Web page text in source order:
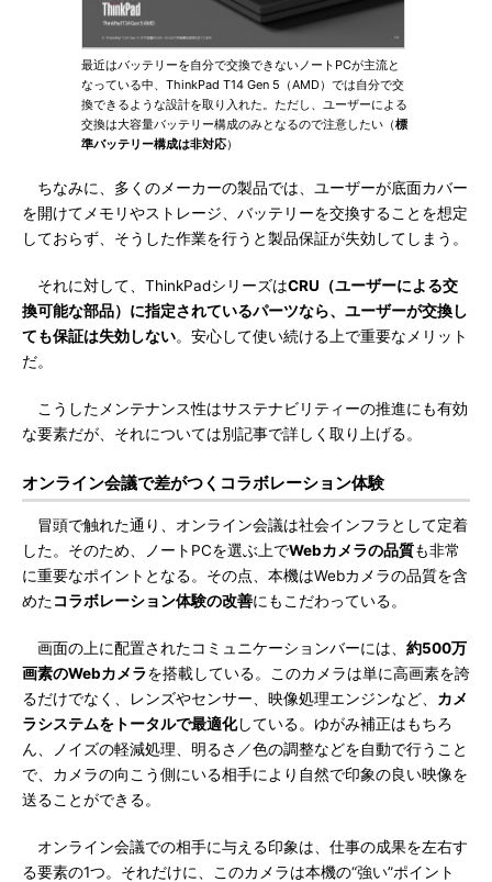
最近はバッテリーを自分で交換できないノートPCが主流と
なっている中、ThinkPad T14 Gen 5（AMD）では自分で交
換できるような設計を取り入れた。ただし、ユーザーによる
交換は大容量バッテリー構成のみとなるので注意したい（標
準バッテリー構成は非対応）
ちなみに、多くのメーカーの製品では、ユーザーが底面カバー
を開けてメモリやストレージ、バッテリーを交換することを想定
しておらず、そうした作業を行うと製品保証が失効してしまう。
それに対して、ThinkPadシリーズはCRU（ユーザーによる交
換可能な部品）に指定されているパーツなら、ユーザーが交換し
ても保証は失効しない。安心して使い続ける上で重要なメリット
だ。
こうしたメンテナンス性はサステナビリティーの推進にも有効
な要素だが、それについては別記事で詳しく取り上げる。
オンライン会議で差がつくコラボレーション体験
冒頭で触れた通り、オンライン会議は社会インフラとして定着
した。そのため、ノートPCを選ぶ上でWebカメラの品質も非常
に重要なポイントとなる。その点、本機はWebカメラの品質を含
めたコラボレーション体験の改善にもこだわっている。
画面の上に配置されたコミュニケーションバーには、 約500万
画素のWebカメラを搭載している。このカメラは単に高画素を誇
るだけでなく、レンズやセンサー、映像処理エンジンなど、 カメ
ラシステムをトータルで最適化している。ゆがみ補正はもちろ
ん、ノイズの軽減処理、明るさ／色の調整などを自動で行うこと
で、カメラの向こう側にいる相手により自然で印象の良い映像を
送ることができる。
オンライン会議での相手に与える印象は、仕事の成果を左右す
る要素の1つ。それだけに、このカメラは本機の“強い”ポイント